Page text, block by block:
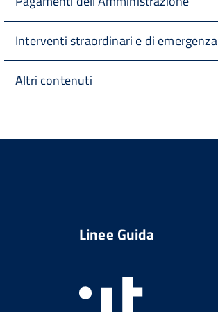
Interventi straordinari e di emergenza
Altri contenuti
Linee Guida